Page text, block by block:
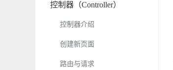
控制器（Controller）
控制器介绍
创建新页面
路由与请求